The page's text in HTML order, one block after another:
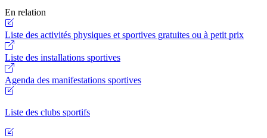
En relation
Liste des activités physiques et sportives gratuites ou à petit prix
Liste des installations sportives
Agenda des manifestations sportives
Liste des clubs sportifs